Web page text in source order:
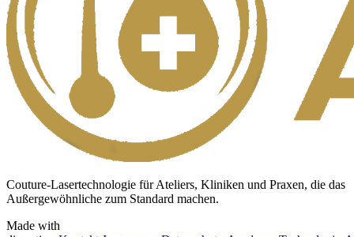
Couture-Lasertechnologie für Ateliers, Kliniken und Praxen, die das
Außergewöhnliche zum Standard machen.
Made with